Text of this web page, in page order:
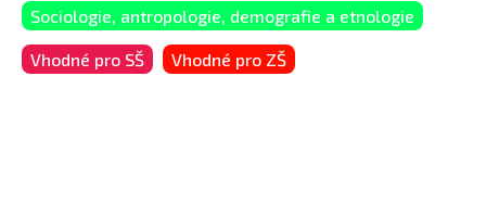
Sociologie, antropologie, demografie a etnologie
Vhodné pro SŠ Vhodné pro ZŠ